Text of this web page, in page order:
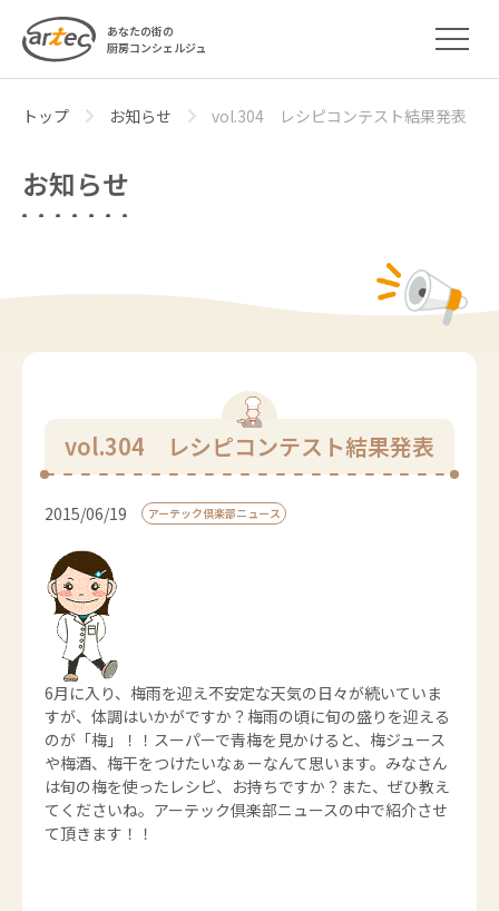
あなたの街の
厨房コンシェルジュ
トップ お知らせ vol.304 レシピコンテスト結果発表
お知らせ
vol.304 レシピコンテスト結果発表
2015/06/19 アーテック倶楽部ニュース
6月に入り、梅雨を迎え不安定な天気の日々が続いていま
すが、体調はいかがですか？梅雨の頃に旬の盛りを迎える
のが「梅」！！スーパーで青梅を見かけると、梅ジュース
や梅酒、梅干をつけたいなぁーなんて思います。みなさん
は旬の梅を使ったレシピ、お持ちですか？また、ぜひ教え
てくださいね。アーテック倶楽部ニュースの中で紹介させ
て頂きます！！